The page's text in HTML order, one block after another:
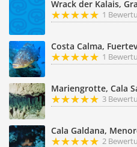
Wrack der Kalais,
1
Costa Calma,
1
Mariengrotte, Cala
3
Cala Galdana,
2